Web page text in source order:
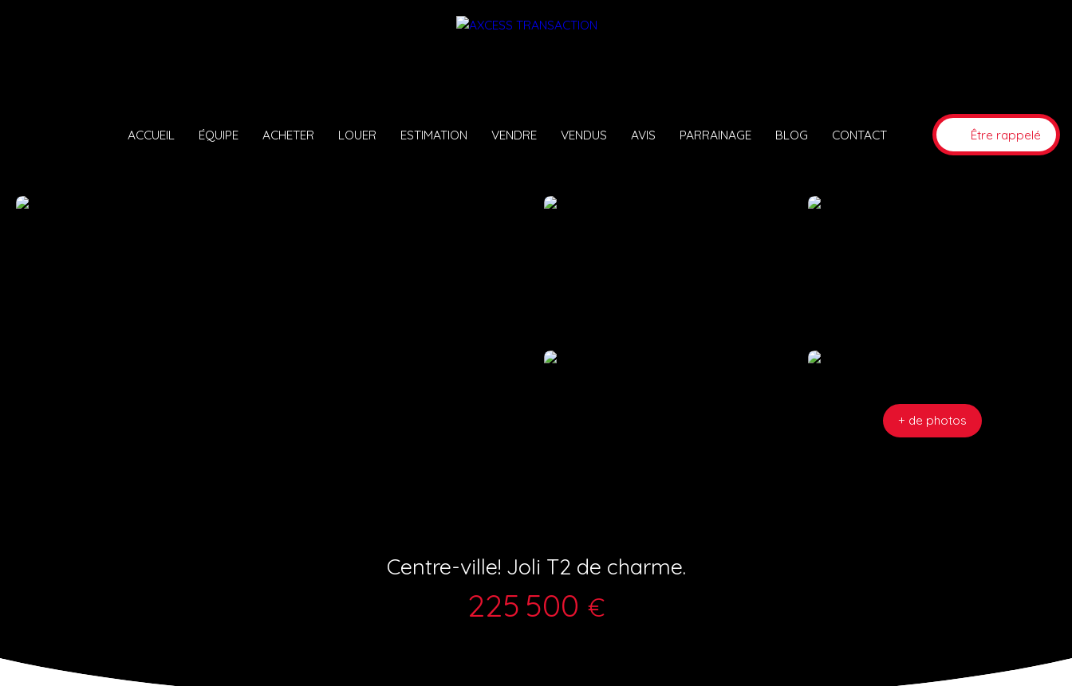
ACCUEIL ÉQUIPE ACHETER LOUER ESTIMATION VENDRE VENDUS AVIS PARRAINAGE BLOG CONTACT Être rappelé
+ de photos
Centre-ville! Joli T2 de charme.
225 500 €